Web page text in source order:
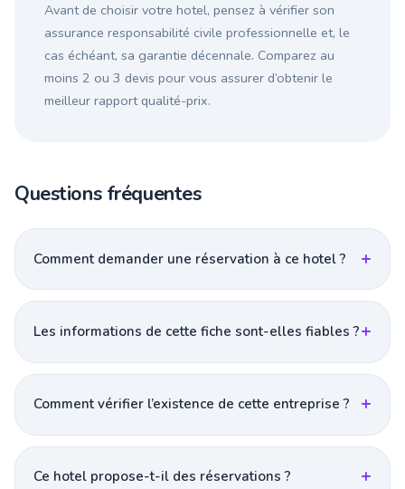
Avant de choisir votre hotel, pensez à vérifier son
assurance responsabilité civile professionnelle et, le
cas échéant, sa garantie décennale. Comparez au
moins 2 ou 3 devis pour vous assurer d’obtenir le
meilleur rapport qualité-prix.
Questions fréquentes
Comment demander une réservation à ce hotel ?
Les informations de cette fiche sont-elles fiables ?
Comment vérifier l’existence de cette entreprise ?
Ce hotel propose-t-il des réservations ?